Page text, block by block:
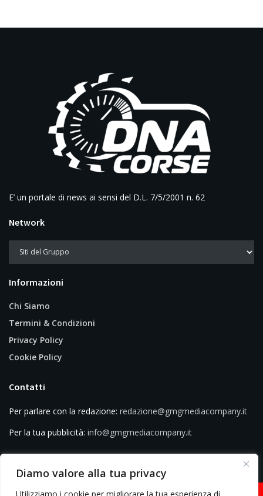
Diamo valore alla tua privacy
E’ un portale di news ai sensi del D.L. 7/5/2001 n. 62
Network
Informazioni
Chi Siamo
Termini & Condizioni
Privacy Policy
Cookie Policy
Contatti
Per parlare con la redazione: redazione@gmgmediacompany.it
Per la tua pubblicità: info@gmgmediacompany.it